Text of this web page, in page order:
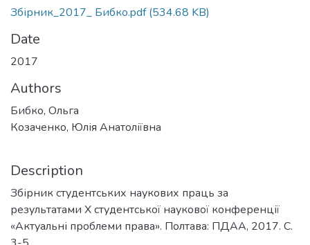
Збірник_2017_ Бибко.pdf(534.68 KB)
Date
2017
Authors
Бибко, Ольга
Козаченко, Юлія Анатоліївна
Description
Збірник студентських наукових праць за
результатами Х студентської наукової конференції
«Актуальні проблеми права». Полтава: ПДАА, 2017. С.